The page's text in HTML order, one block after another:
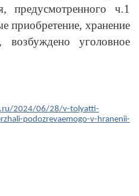
предусмотренного ч.1
приобретение, хранение
возбуждено уголовное
2024/06/28/v-tolyatti-
podozrevaemogo-v-hranenii-